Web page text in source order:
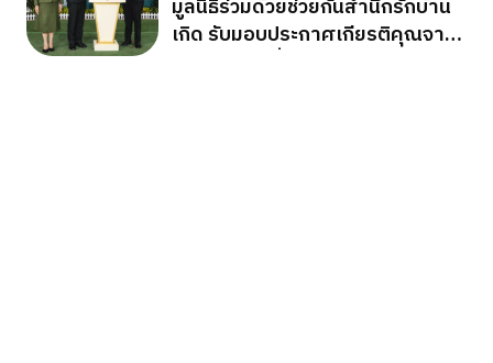
มูลนิธิร่วมด้วยช่วยกันสำนึกรักบ้าน
เกิด รับมอบประกาศเกียรติคุณจาก